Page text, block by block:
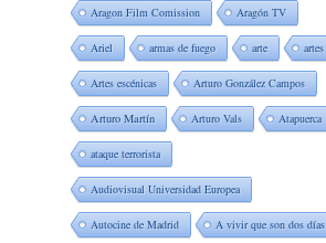
Aragon Film Comission Aragón TV
Ariel armas de fuego arte artes
Artes escénicas Arturo González Campos
Arturo Martín Arturo Vals Atapuerca
ataque terrorista
Audiovisual Universidad Europea
Autocine de Madrid A vivir que son dos días